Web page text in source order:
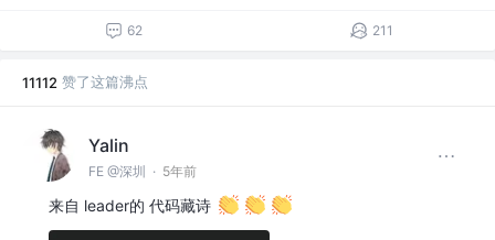
62 211
11112 赞了这篇沸点
Yalin
FE @深圳 · 5年前
来自 leader的 代码藏诗